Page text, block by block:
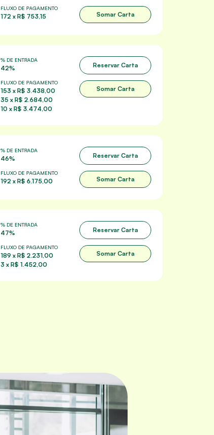
FLUXO DE PAGAMENTO
172 x R$ 753,15 Somar Carta
% DE ENTRADA
42%
FLUXO DE PAGAMENTO
153 x R$ 3.438,00
35 x R$ 2.684,00
10 x R$ 3.474,00
Reservar Carta
Somar Carta
% DE ENTRADA
46%
FLUXO DE PAGAMENTO
192 x R$ 6.175,00
Reservar Carta
Somar Carta
% DE ENTRADA
47%
FLUXO DE PAGAMENTO
189 x R$ 2.231,00
3 x R$ 1.452,00
Reservar Carta
Somar Carta